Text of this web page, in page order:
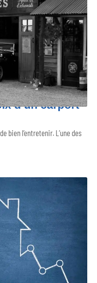
d’un carport
bien l’entretenir. L’une des